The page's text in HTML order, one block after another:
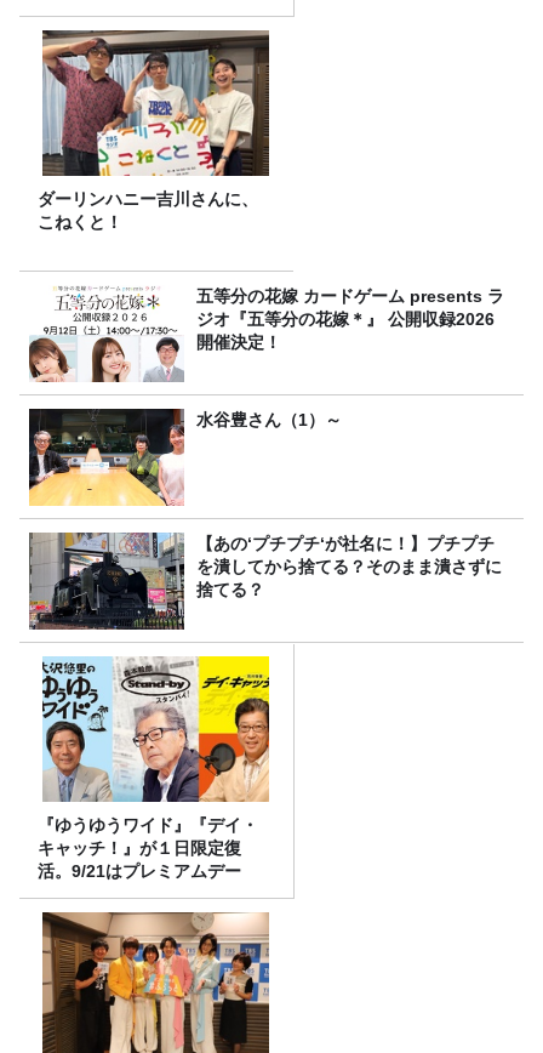
ダーリンハニー吉川さんに、
こねくと！
五等分の花嫁 カードゲーム presents ラ
ジオ『五等分の花嫁＊』 公開収録2026
開催決定！
水谷豊さん（1）～
【あの‘プチプチ‘が社名に！】プチプチ
を潰してから捨てる？そのまま潰さずに
捨てる？
『ゆうゆうワイド』『デイ・
キャッチ！』が１日限定復
活。9/21はプレミアムデー